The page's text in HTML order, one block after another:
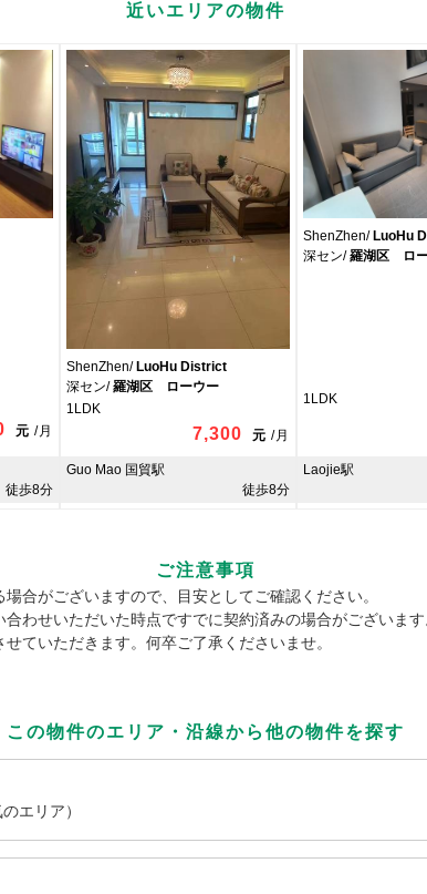
近いエリアの物件
元 /月
徒歩8分
ShenZhen/LuoHu District
深セン/羅湖区 ローウー
1LDK
7,300 元 /月
Guo Mao 国貿駅
徒歩8分
ShenZhen/LuoHu
深セン/羅湖区 ロ
1LDK
Laojie駅
ご注意事項
合がございますので、目安としてご確認ください。
わせいただいた時点ですでに契約済みの場合がございます
ていただきます。何卒ご了承くださいませ。
この物件のエリア・沿線から 他の物件を探す
エリア）